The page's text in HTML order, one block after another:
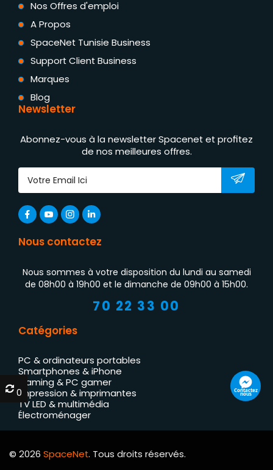
Nos Offres d'emploi
A Propos
SpaceNet Tunisie Business
Support Client Business
Marques
Blog
Newsletter
Abonnez-vous à la newsletter Spacenet et profitez
de nos meilleures offres.
Nous contactez
Nous sommes à votre disposition du lundi au samedi
de 08h00 à 19h00 et le dimanche de 09h00 à 15h00.
70 22 33 00
Catégories
PC & ordinateurs portables
Smartphones & iPhone
Gaming & PC gamer
Impression & imprimantes
TV LED & multimédia
Électroménager
© 2026 SpaceNet. Tous droits réservés.
Contactez
nous
0
0